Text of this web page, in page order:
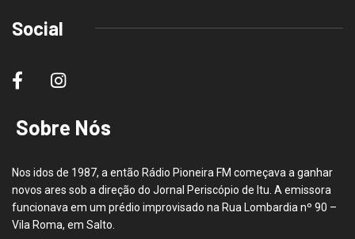
Social
Sobre Nós
Nos idos de 1987, a então Rádio Pioneira FM começava a ganhar
novos ares sob a direção do Jornal Periscópio de Itu. A emissora
funcionava em um prédio improvisado na Rua Lombardia nº 90 –
Vila Roma, em Salto.